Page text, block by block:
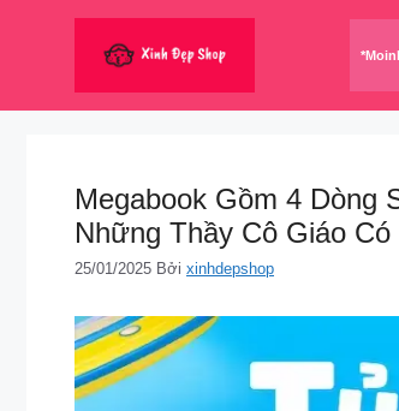
Megabook Gồm 4
Những Thầy Cô Giáo
25/01/2025 Bởi xinhdepshop